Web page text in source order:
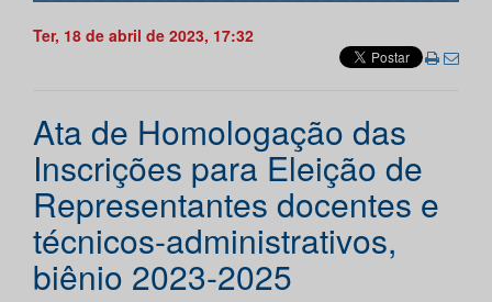
Ter, 18 de abril de 2023, 17:32
Ata de Homologação das
Inscrições para Eleição de
Representantes docentes e
técnicos-administrativos,
biênio 2023-2025